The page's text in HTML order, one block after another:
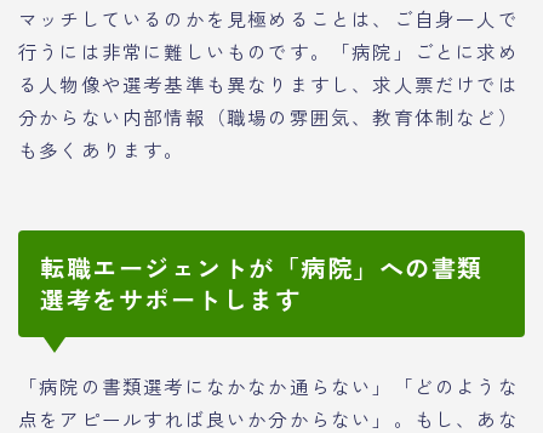
マッチしているのかを見極めることは、ご自身一人で
行うには非常に難しいものです。「病院」ごとに求め
る人物像や選考基準も異なりますし、求人票だけでは
分からない内部情報（職場の雰囲気、教育体制など）
も多くあります。
転職エージェントが「病院」への書類
選考をサポートします
「病院の書類選考になかなか通らない」「どのような
点をアピールすれば良いか分からない」。もし、あな